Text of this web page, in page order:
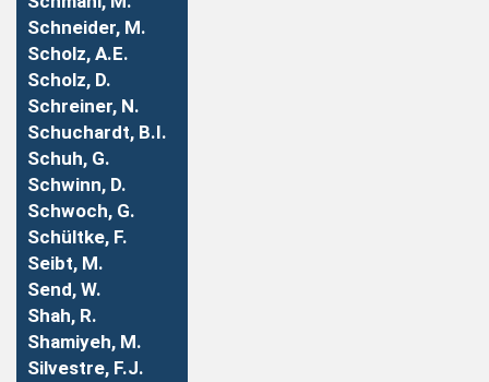
Schneider, M.
Scholz, A.E.
Scholz, D.
Schreiner, N.
Schuchardt, B.I.
Schuh, G.
Schwinn, D.
Schwoch, G.
Schültke, F.
Seibt, M.
Send, W.
Shah, R.
Shamiyeh, M.
Silvestre, F.J.